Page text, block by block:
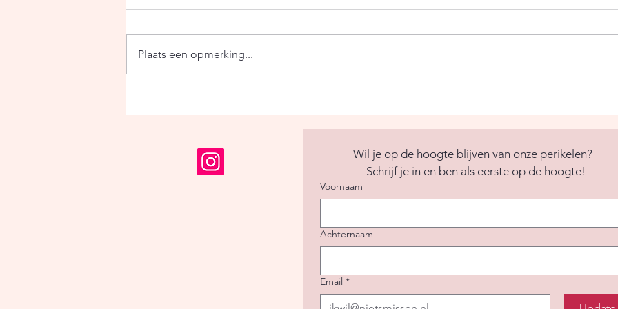
We stoppen ermee.
Plaats een opmerking...
Schrijf je in en ben als eerste op de hoogte!
Voornaam
Achternaam
Email *